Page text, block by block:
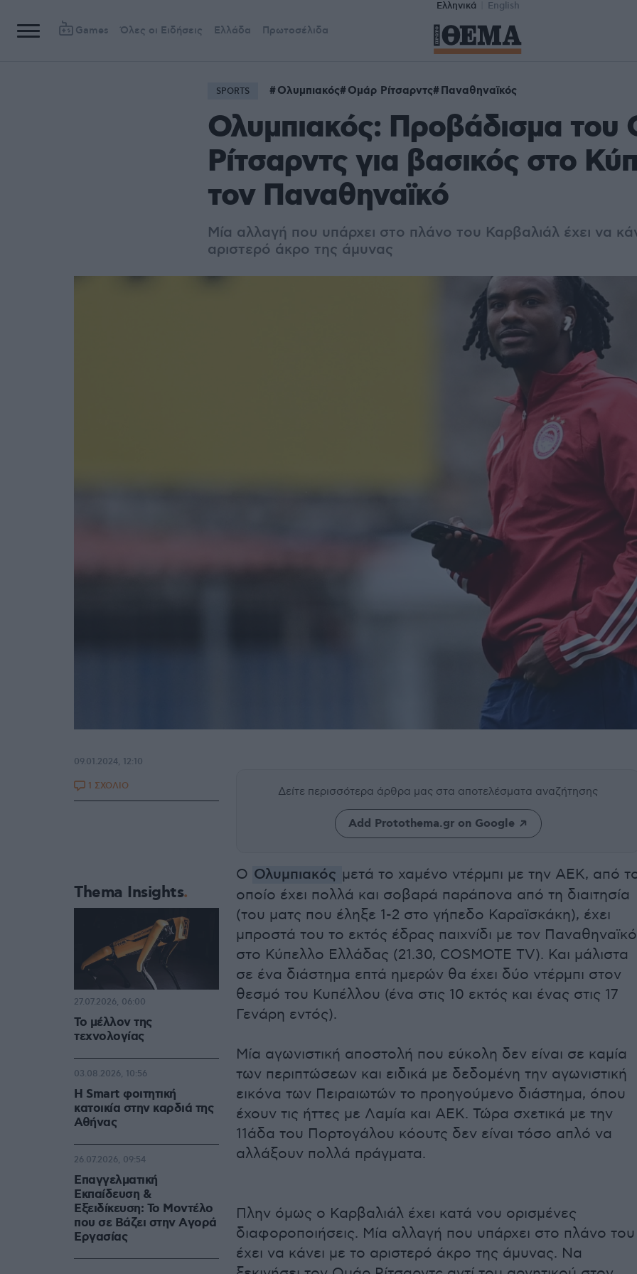
Ελληνικά English
Games Όλες οι Ειδήσεις Ελλάδα Πρωτοσέλιδα
SPORTS Ολυμπιακός Ομάρ Ρίτσαρντς Παναθηναϊκός
Ολυμπιακός: Προβάδισμα του
Ρίτσαρντς για βασικός στο
τον Παναθηναϊκό
Μία αλλαγή που υπάρχει στο πλάνο του Καρβαλιάλ έχει να
αριστερό άκρο της άμυνας
Δείτε περισσότερα άρθρα μας στα αποτελέσματα αναζήτησης
Add Protothema.gr on Google
Ο Ολυμπιακός μετά το χαμένο ντέρμπι με την ΑΕΚ, από
οποίο έχει πολλά και σοβαρά παράπονα από τη διαιτησία
(του ματς που έληξε 1-2 στο γήπεδο Καραϊσκάκη), έχει
μπροστά του το εκτός έδρας παιχνίδι με τον Παναθηναϊκό
στο Κύπελλο Ελλάδας (21.30, COSMOTE TV). Και μάλιστα
σε ένα διάστημα επτά ημερών θα έχει δύο ντέρμπι στον
θεσμό του Κυπέλλου (ένα στις 10 εκτός και ένας στις 17
Γενάρη εντός).
Μία αγωνιστική αποστολή που εύκολη δεν είναι σε καμία
των περιπτώσεων και ειδικά με δεδομένη την αγωνιστική
εικόνα των Πειραιωτών το προηγούμενο διάστημα, όπου
έχουν τις ήττες με Λαμία και ΑΕΚ. Τώρα σχετικά με την
11άδα του Πορτογάλου κόουτς δεν είναι τόσο απλό να
αλλάξουν πολλά πράγματα.
Πλην όμως ο Καρβαλιάλ έχει κατά νου ορισμένες
διαφοροποιήσεις. Μία αλλαγή που υπάρχει στο πλάνο του
έχει να κάνει με το αριστερό άκρο της άμυνας. Να
09.01.2024, 12:10
1 ΣΧΟΛΙΟ
Thema Insights
Το μέλλον της
τεχνολογίας
27.07.2026, 06:00
Η Smart φοιτητική
κατοικία στην καρδιά της
Αθήνας
03.08.2026, 10:56
Επαγγελματική
Εκπαίδευση &
Εξειδίκευση: Το Mοντέλο
που σε Bάζει στην Aγορά
Eργασίας
26.07.2026, 09:54